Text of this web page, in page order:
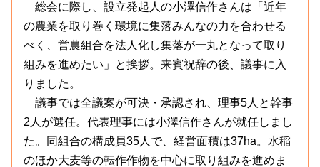
総会に際し、設立発起人の小澤信作さんは「近年
の農業を取り巻く環境に集落みんなの力を合わせる
べく、営農組合を法人化し集落が一丸となって取り
組みを進めたい」と挨拶。来賓祝辞の後、議事に入
りました。
議事では全議案が可決・承認され、理事5人と幹事
2人が選任。代表理事には小澤信作さんが就任しまし
た。同組合の構成員35人で、経営面積は37ha。水稲
のほか大麦等の転作作物を中心に取り組みを進めま